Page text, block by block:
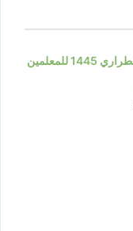
متى ينتهي الاضطراري 1445 للمعلمين